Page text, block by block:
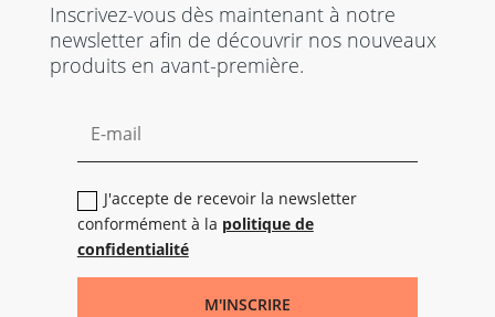
Inscrivez-vous dès maintenant à notre
newsletter afin de découvrir nos nouveaux
produits en avant-première.
J'accepte de recevoir la newsletter
conformément à la politique de
confidentialité
M'INSCRIRE